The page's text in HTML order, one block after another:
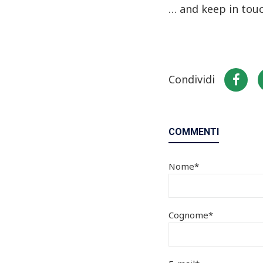
… and keep in
Condividi
COMMENTI
Nome*
Cognome*